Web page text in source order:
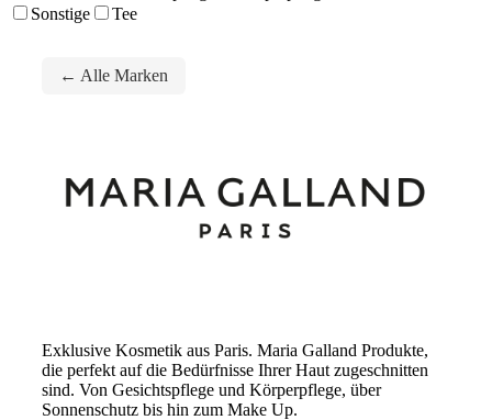
Sonstige
Tee
← Alle Marken
Exklusive Kosmetik aus Paris. Maria Galland Produkte,
die perfekt auf die Bedürfnisse Ihrer Haut zugeschnitten
sind. Von Gesichtspflege und Körperpflege, über
Sonnenschutz bis hin zum Make Up.